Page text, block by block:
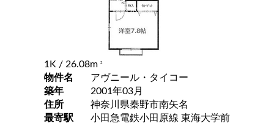
1K / 26.08m 2
物件名
アヴニール・タイコー
築年
2001年03月
住所
神奈川県秦野市南矢名
最寄駅
小田急電鉄小田原線 東海大学前